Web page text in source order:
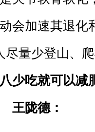
会加速其退化
尽量少登山、
少吃就可以减
王陇德：